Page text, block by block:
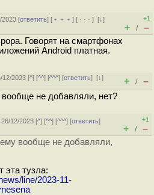
2023 [ответить] [ ﹢﹢﹢] [ · · ·][↓]
+1
+ / –
Говорят на смартфонах
Android платная.
12/2023 [^] [^^] [^^^] [ответить][↓]
+ / –
не добавляли, нет?
12/2023 [^] [^^] [^^^] [ответить]
+1
+ / –
вообще не добавляли,
эта тузла:
line/2023-11-